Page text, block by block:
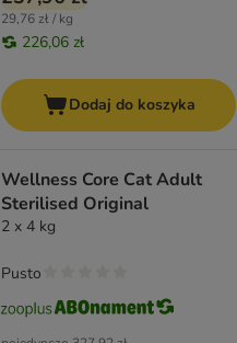
29,76 zł / kg
226,06 zł
Dodaj do koszyka
Wellness Core Cat Adult
Sterilised Original
2 x 4 kg
Pusto